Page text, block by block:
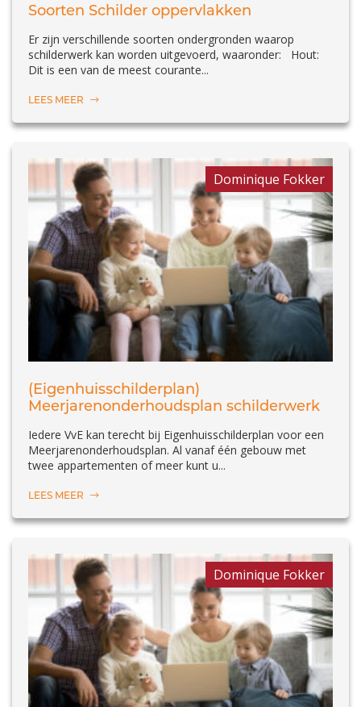
Soorten Schilder oppervlakken
Er zijn verschillende soorten ondergronden waarop
schilderwerk kan worden uitgevoerd, waaronder: Hout:
Dit is een van de meest courante...
LEES MEER
Dominique Fokker
(Eigenhuisschilderplan)
Meerjarenonderhoudsplan schilderwerk
Iedere VvE kan terecht bij Eigenhuisschilderplan voor een
Meerjarenonderhoudsplan. Al vanaf één gebouw met
twee appartementen of meer kunt u...
LEES MEER
Dominique Fokker